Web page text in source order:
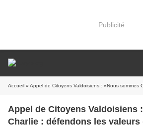
Publicité
Accueil » Appel de Citoyens Valdoisiens : «Nous sommes Charlie :
Appel de Citoyens Valdoisiens
Charlie : défendons les valeurs